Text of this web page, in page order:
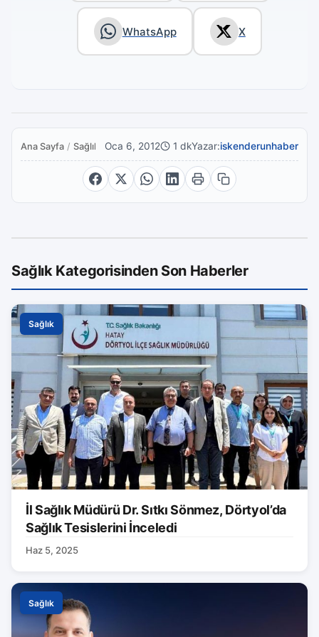
WhatsApp X
Ana Sayfa / Sağlık Oca 6, 2012 1 dkYazar:iskenderunhaber
Sağlık Kategorisinden Son Haberler
Sağlık
İl Sağlık Müdürü Dr. Sıtkı Sönmez, Dörtyol’da
Sağlık Tesislerini İnceledi
Haz 5, 2025
Sağlık